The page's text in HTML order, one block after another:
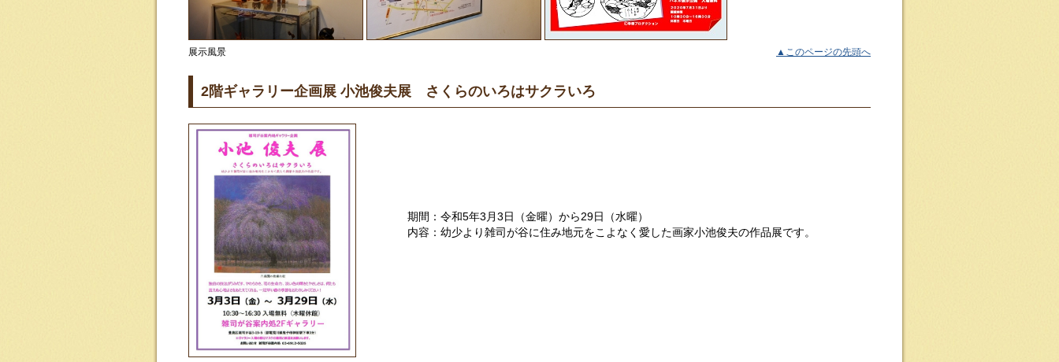
展示風景 ▲このページの先頭へ
2階ギャラリー企画展 小池俊夫展 さくらのいろはサクラいろ
期間：令和5年3月3日（金曜）から29日（水曜）
内容：幼少より雑司が谷に住み地元をこよなく愛した画家小池俊夫の作品展です。